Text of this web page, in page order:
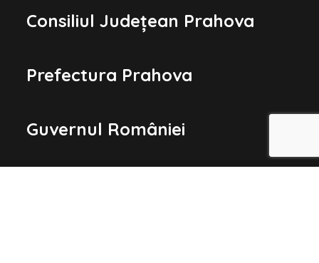
Consiliul Județean Prahova
Prefectura Prahova
Guvernul României